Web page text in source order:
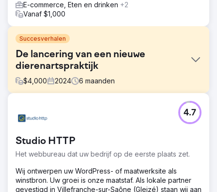
E-commerce, Eten en drinken +2
Vanaf $1,000
Succesverhalen
De lancering van een nieuwe
dierenartspraktijk
$4,000 2024 6 maanden
The Mewes Vets is een gevestigde onafhankelijke,
prijswinnende dierenarts gevestigd in Haywards Heath en
zich inzet om huisdieren de best mogelijke zorg te
bieden. Ze benaderden ons om te helpen bij het lanceren
van een nieuwe praktijk in Peacehaven. We hebben een
volledige audit uitgevoerd van hun digitale media en
hebben gekeken naar traditionele promotiemethoden om
de praktijk te lanceren.
Studio HTTP
Het webbureau dat uw bedrijf op de eerste plaats zet.
4.7
Wij ontwerpen uw WordPress- of maatwerksite als
winstbron. Uw groei is onze maatstaf. Als lokale partner
gevestigd in Villefranche-sur-Saône (Gleizé) staan wij aan